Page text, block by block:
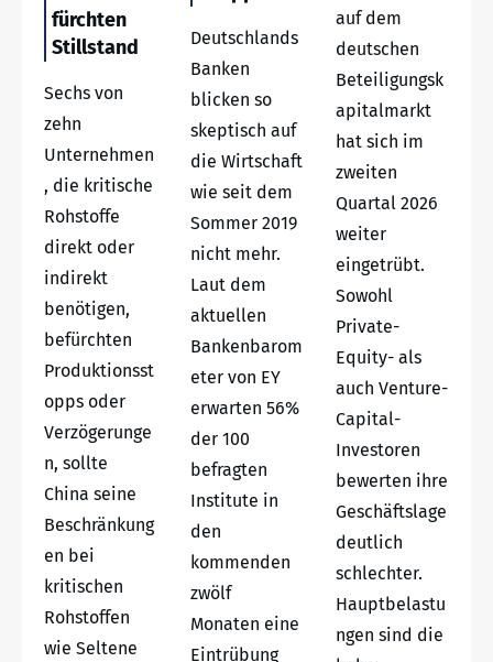
fürchten
Stillstand
Sechs von
zehn
Unternehmen
, die kritische
Rohstoffe
direkt oder
indirekt
benötigen,
befürchten
Produktionsst
opps oder
Verzögerunge
n, sollte
China seine
Beschränkung
en bei
kritischen
Rohstoffen
wie Seltene
Deutschlands
Banken
blicken so
skeptisch auf
die Wirtschaft
wie seit dem
Sommer 2019
nicht mehr.
Laut dem
aktuellen
Bankenbarom
eter von EY
erwarten 56%
der 100
befragten
Institute in
den
kommenden
zwölf
Monaten eine
Eintrübung
auf dem
deutschen
Beteiligungsk
apitalmarkt
hat sich im
zweiten
Quartal 2026
weiter
eingetrübt.
Sowohl
Private-
Equity- als
auch Venture-
Capital-
Investoren
bewerten ihre
Geschäftslage
deutlich
schlechter.
Hauptbelastu
ngen sind die